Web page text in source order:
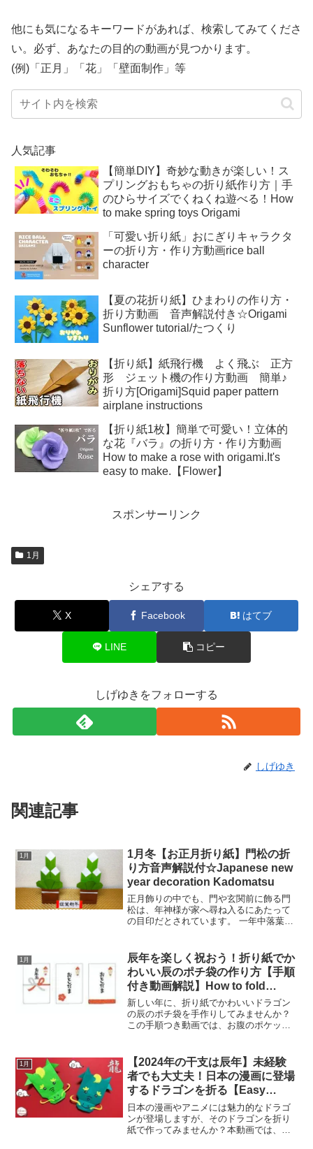
他にも気になるキーワードがあれば、検索してみてくださ
い。必ず、あなたの目的の動画が見つかります。
(例)「正月」「花」「壁面制作」等
人気記事
【簡単DIY】奇妙な動きが楽しい！ス
プリングおもちゃの折り紙作り方｜手
のひらサイズでくねくね遊べる！How
to make spring toys Origami
「可愛い折り紙」おにぎりキャラクタ
ーの折り方・作り方動画rice ball
character
【夏の花折り紙】ひまわりの作り方・
折り方動画 音声解説付き☆Origami
Sunflower tutorial/たつくり
【折り紙】紙飛行機 よく飛ぶ 正方
形 ジェット機の作り方動画 簡単♪
折り方[Origami]Squid paper pattern
airplane instructions
【折り紙1枚】簡単で可愛い！立体的
な花『バラ』の折り方・作り方動画
How to make a rose with origami.It's
easy to make.【Flower】
スポンサーリンク
1月
シェアする
X Facebook はてブ
LINE コピー
しげゆきをフォローする
しげゆき
関連記事
1月
1月冬【お正月折り紙】門松の折
り方音声解説付☆Japanese new
year decoration Kadomatsu
正月飾りの中でも、門や玄関前に飾る門
松は、年神様が家へ尋ね入るにあたって
の目印だとされています。 一年中落葉し
縁起物が用いられます。お正月の折り
紙】折り紙を使って門松...
1月
辰年を楽しく祝おう！折り紙でか
わいい辰のポチ袋の作り方【手順
付き動画解説】How to fold
Origami Dragon-shaped
envelope.
新しい年に、折り紙でかわいいドラゴン
の辰のポチ袋を手作りしてみませんか？
この手順つき動画では、お腹のポケット
緒に折って楽しみながら、可愛いドラゴ
ンにお年玉を守ってもらい...
1月
【2024年の干支は辰年】未経験
者でも大丈夫！日本の漫画に登場
するドラゴンを折る【Easy
Origami】動画解説【Easy
Origami】How to make paper
Dragon 動物 日本の漫画 ドラ
日本の漫画やアニメには魅力的なドラゴ
ンが登場しますが、そのドラゴンを折り
紙で作ってみませんか？本動画では、未